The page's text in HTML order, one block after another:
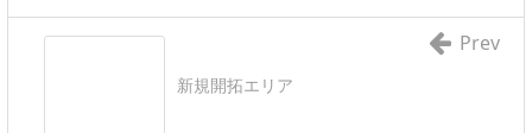
新規開拓エリア
Prev